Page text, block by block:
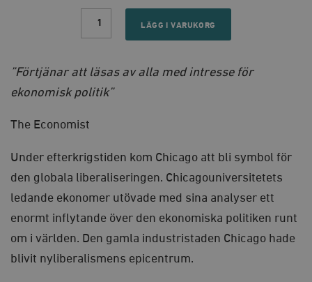
Chicagoskolan
framväxt
quantity
LÄGG I VARUKORG
”Förtjänar att läsas av alla med intresse för
ekonomisk politik”
The Economist
Under efterkrigstiden kom Chicago att bli symbol för
den globala liberaliseringen. Chicagouniversitetets
ledande ekonomer utövade med sina analyser ett
enormt inflytande över den ekonomiska politiken runt
om i världen. Den gamla industristaden Chicago hade
blivit nyliberalismens epicentrum.